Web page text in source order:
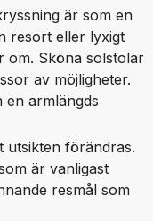
är som en
resort eller lyxigt
om. Sköna solstolar
av möjligheter.
en armlängds
utsikten förändras.
är vanligast
resmål som